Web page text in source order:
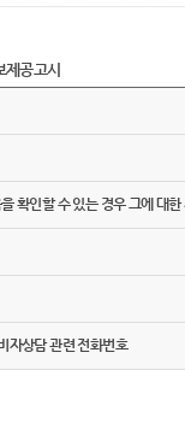
공고시
확인할 수 있는 경우 그에 대한
자상담 관련 전화번호